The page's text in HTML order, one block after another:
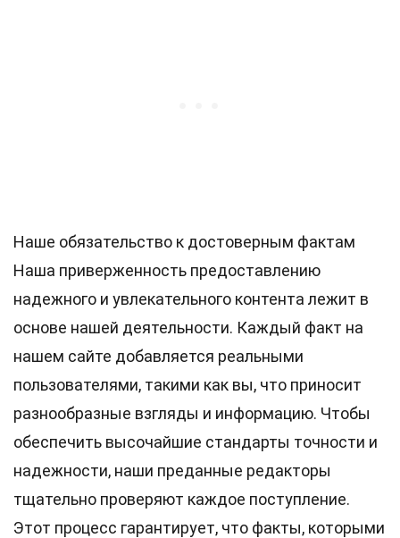
Наше обязательство к достоверным фактам
Наша приверженность предоставлению
надежного и увлекательного контента лежит в
основе нашей деятельности. Каждый факт на
нашем сайте добавляется реальными
пользователями, такими как вы, что приносит
разнообразные взгляды и информацию. Чтобы
обеспечить высочайшие стандарты точности и
надежности, наши преданные редакторы
тщательно проверяют каждое поступление.
Этот процесс гарантирует, что факты, которыми